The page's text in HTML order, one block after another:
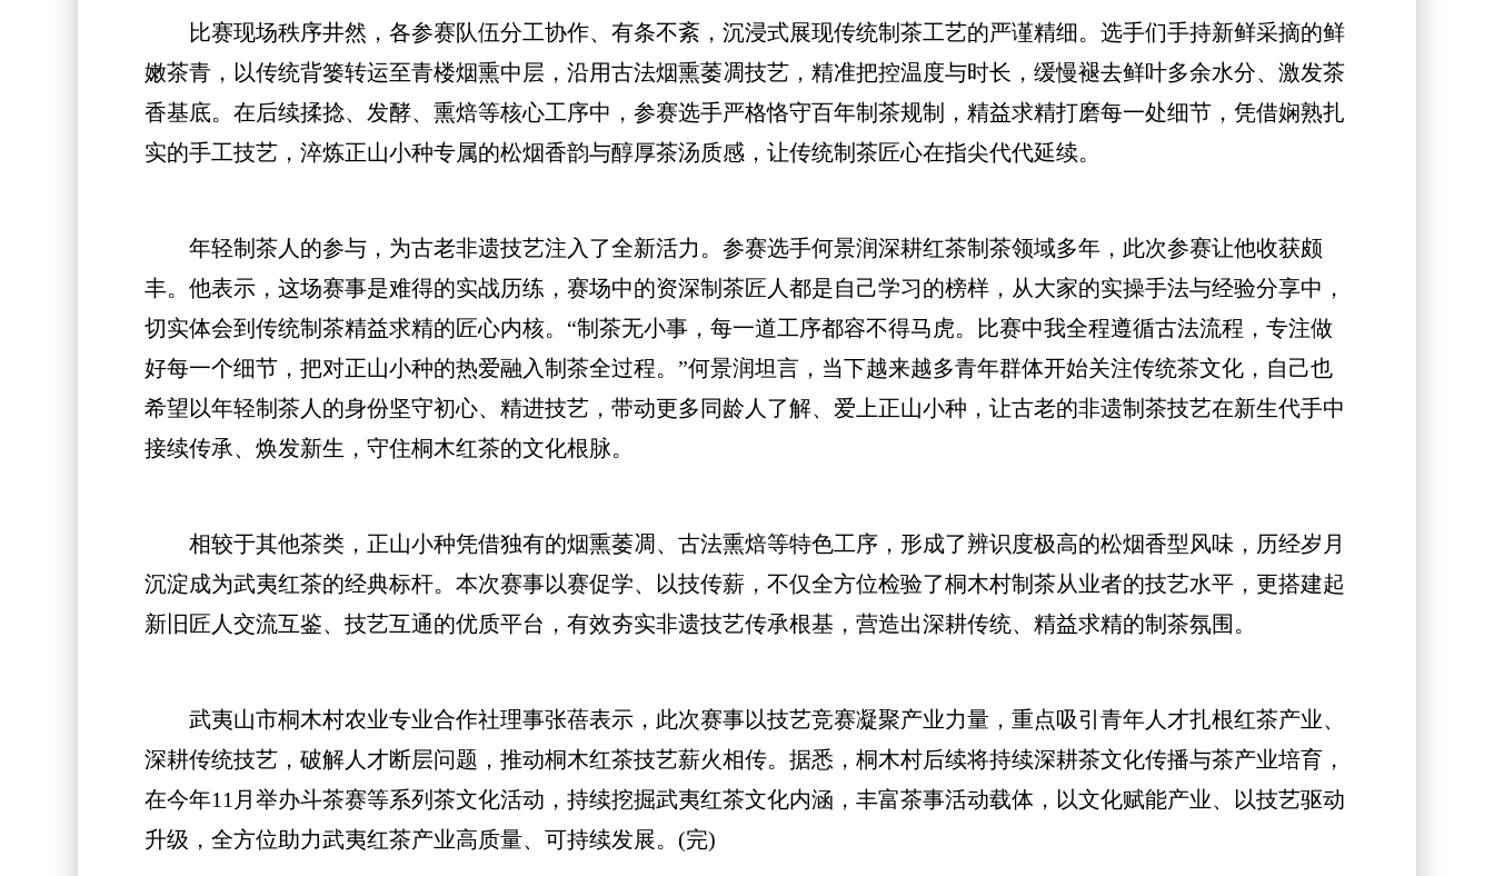
比赛现场秩序井然，各参赛队伍分工协作、有条不紊，沉浸式展现传统制茶工艺的严谨精细。选手们手持新鲜采摘的鲜
嫩茶青，以传统背篓转运至青楼烟熏中层，沿用古法烟熏萎凋技艺，精准把控温度与时长，缓慢褪去鲜叶多余水分、激发茶
香基底。在后续揉捻、发酵、熏焙等核心工序中，参赛选手严格恪守百年制茶规制，精益求精打磨每一处细节，凭借娴熟扎
实的手工技艺，淬炼正山小种专属的松烟香韵与醇厚茶汤质感，让传统制茶匠心在指尖代代延续。
年轻制茶人的参与，为古老非遗技艺注入了全新活力。参赛选手何景润深耕红茶制茶领域多年，此次参赛让他收获颇
丰。他表示，这场赛事是难得的实战历练，赛场中的资深制茶匠人都是自己学习的榜样，从大家的实操手法与经验分享中，
切实体会到传统制茶精益求精的匠心内核。“制茶无小事，每一道工序都容不得马虎。比赛中我全程遵循古法流程，专注做
好每一个细节，把对正山小种的热爱融入制茶全过程。”何景润坦言，当下越来越多青年群体开始关注传统茶文化，自己也
希望以年轻制茶人的身份坚守初心、精进技艺，带动更多同龄人了解、爱上正山小种，让古老的非遗制茶技艺在新生代手中
接续传承、焕发新生，守住桐木红茶的文化根脉。
相较于其他茶类，正山小种凭借独有的烟熏萎凋、古法熏焙等特色工序，形成了辨识度极高的松烟香型风味，历经岁月
沉淀成为武夷红茶的经典标杆。本次赛事以赛促学、以技传薪，不仅全方位检验了桐木村制茶从业者的技艺水平，更搭建起
新旧匠人交流互鉴、技艺互通的优质平台，有效夯实非遗技艺传承根基，营造出深耕传统、精益求精的制茶氛围。
武夷山市桐木村农业专业合作社理事张蓓表示，此次赛事以技艺竞赛凝聚产业力量，重点吸引青年人才扎根红茶产业、
深耕传统技艺，破解人才断层问题，推动桐木红茶技艺薪火相传。据悉，桐木村后续将持续深耕茶文化传播与茶产业培育，
在今年11月举办斗茶赛等系列茶文化活动，持续挖掘武夷红茶文化内涵，丰富茶事活动载体，以文化赋能产业、以技艺驱动
升级，全方位助力武夷红茶产业高质量、可持续发展。(完)